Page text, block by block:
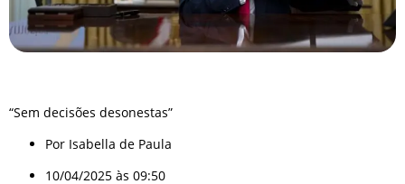
“Sem decisões desonestas”
Por Isabella de Paula
10/04/2025 às 09:50